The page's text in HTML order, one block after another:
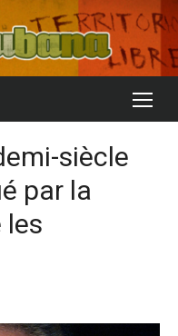
siècle
par la
les